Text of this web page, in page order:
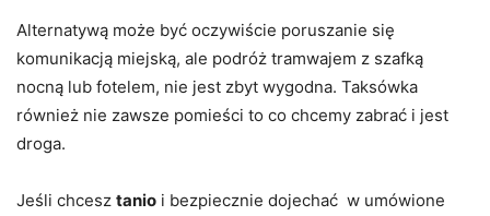
Alternatywą może być oczywiście poruszanie się
komunikacją miejską, ale podróż tramwajem z szafką
nocną lub fotelem, nie jest zbyt wygodna. Taksówka
również nie zawsze pomieści to co chcemy zabrać i jest
droga.
Jeśli chcesz tanio i bezpiecznie dojechać w umówione